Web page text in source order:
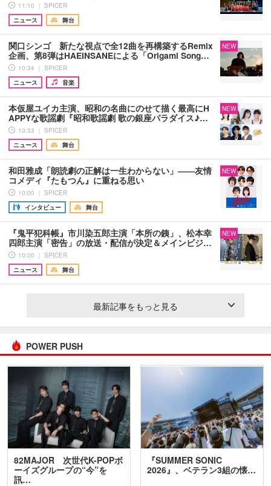
11:10 ｜ SPICER
ニュース
舞台
関口シンゴ 新たな視点で全12曲を再構築するRemix
企画、第8弾はHAEINSANEによる「Origami Song…
10:34 ｜ SPICER
ニュース
音楽
NEW
本仮屋ユイカ主演、昭和の名曲にのせて描く最高にH
APPYな歌謡劇『昭和歌謡劇 歌の銀座パラダイス♪…
10:33 ｜ SPICER
ニュース
舞台
NEW
和田雅成「朗読劇の正解は一生わからない」――友情
コメディ『たもつん』に重ねる思い
10:00 ｜ SPICER
インタビュー
舞台
NEW
『鬼平犯科帳』市川染五郎主演「本所の銕」、松本幸
四郎主演「密告」の放送・配信が決定＆メインビジ…
10:00 ｜ SPICER
ニュース
舞台
NEW
最新記事をもっと見る
POWER PUSH
82MAJOR 次世代K-POPボ
ーイズグループの“今”を
訊…
『SUMMER SONIC
2026』、ベテラン3組の懐…